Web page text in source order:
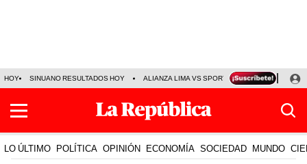
HOY SINUANO RESULTADOS HOY ALIANZA LIMA VS SPORT BOYS JORGE
LO ÚLTIMO POLÍTICA OPINIÓN ECONOMÍA SOCIEDAD MUNDO